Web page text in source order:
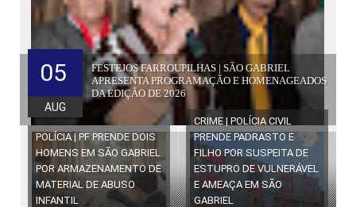
FESTEJOS FARROUPILHAS | SÃO GABRIEL
APRESENTA PROGRAMAÇÃO E HOMENAGEADOS
DA EDIÇÃO DE 2026
05
AUG
POLÍCIA | PF PRENDE DOIS
HOMENS EM SÃO GABRIEL
POR ARMAZENAMENTO DE
MATERIAL DE ABUSO
INFANTIL
CRIME | POLÍCIA CIVIL
PRENDE PADRASTO E
FILHO POR SUSPEITA DE
ESTUPRO DE VULNERÁVEL
E AMEAÇA EM SÃO
GABRIEL